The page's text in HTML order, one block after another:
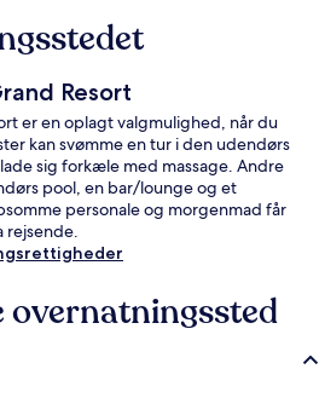
Resort
er en oplagt valgmulighed, når du
kan svømme en tur i den udendørs
sig forkæle med massage. Andre
pool, en bar/lounge og et
personale og morgenmad får
rejsende.
overnatningssted